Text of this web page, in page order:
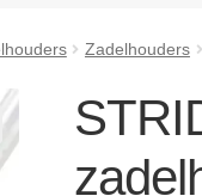
Zadelhouders